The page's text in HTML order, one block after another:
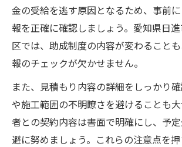
金の受給を逃す原因となるため、事前
報を正確に確認しましょう。愛知県日
区では、助成制度の内容が変わること
報のチェックが欠かせません。
また、見積もり内容の詳細をしっかり
や施工範囲の不明瞭さを避けることも
者との契約内容は書面で明確にし、予
避に努めましょう。これらの注意点を押